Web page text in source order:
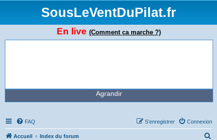
SousLeVentDuPilat.fr
En live (Comment ça marche ?)
Agrandir
FAQ Connexion
S’enregistrer
Accueil Index du forum